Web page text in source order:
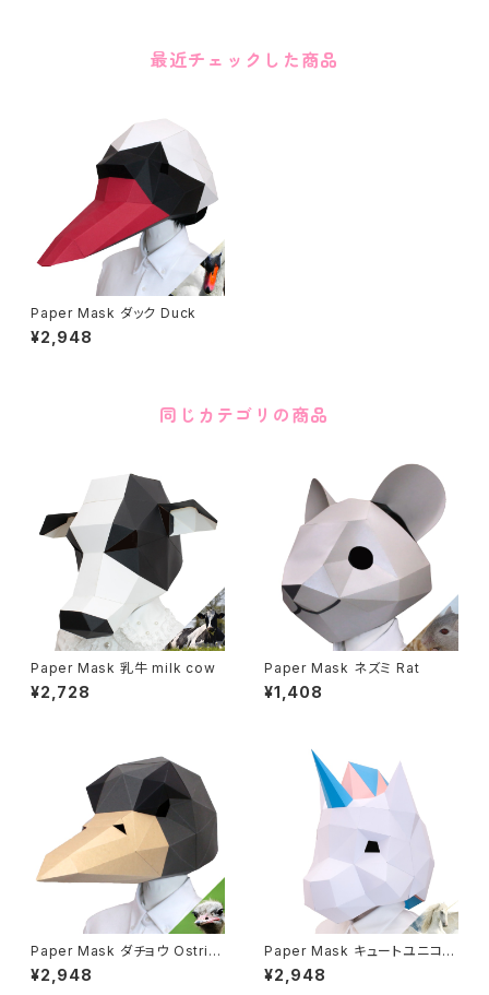
最近チェックした商品
Paper Mask ダック Duck
¥2,948
同じカテゴリの商品
Paper Mask 乳牛 milk cow
¥2,728
Paper Mask ネズミ Rat
¥1,408
Paper Mask ダチョウ Ostric
h
¥2,948
Paper Mask キュートユニコー
ン Cute unicon
¥2,948